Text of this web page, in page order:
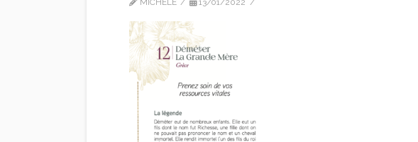
MICHELE 13/01/2022